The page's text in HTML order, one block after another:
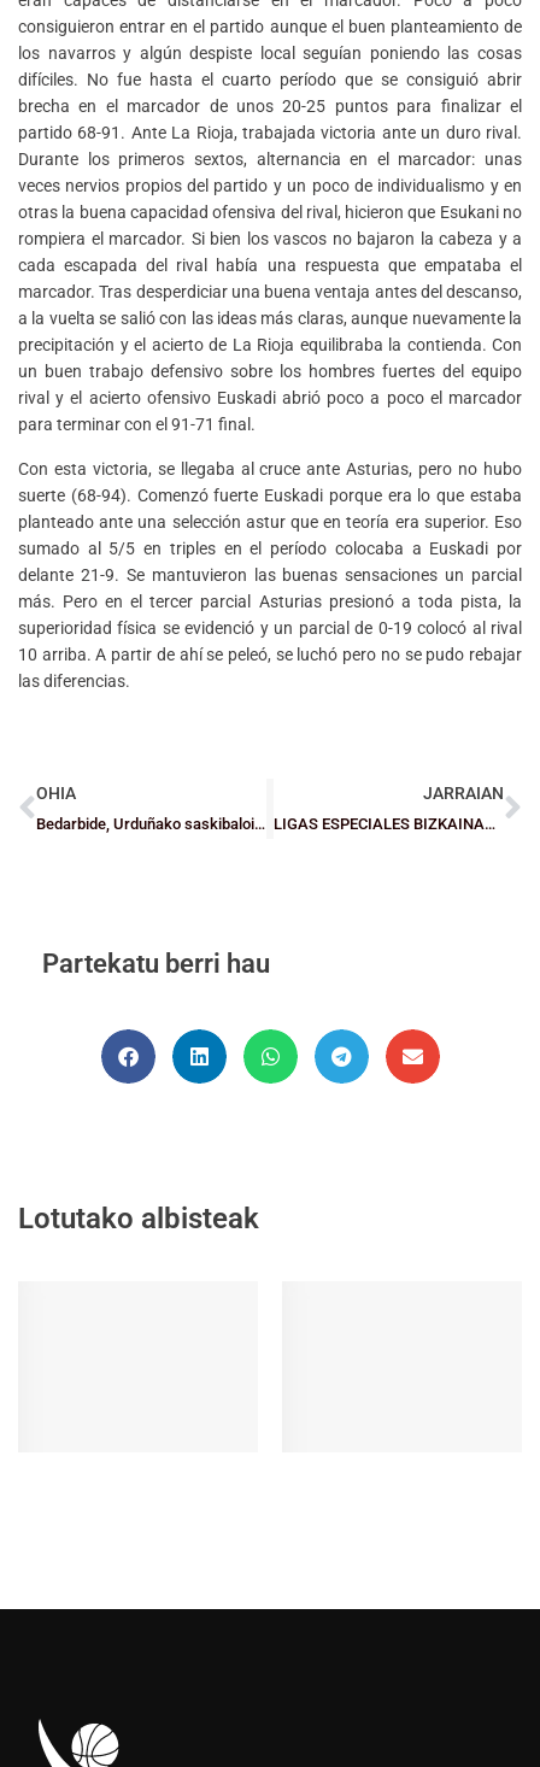
consiguieron entrar en el partido aunque el buen planteamiento de
los navarros y algún despiste local seguían poniendo las cosas
difíciles. No fue hasta el cuarto período que se consiguió abrir
brecha en el marcador de unos 20-25 puntos para finalizar el
partido 68-91. Ante La Rioja, trabajada victoria ante un duro rival.
Durante los primeros sextos, alternancia en el marcador: unas
veces nervios propios del partido y un poco de individualismo y en
otras la buena capacidad ofensiva del rival, hicieron que Esukani no
rompiera el marcador. Si bien los vascos no bajaron la cabeza y a
cada escapada del rival había una respuesta que empataba el
marcador. Tras desperdiciar una buena ventaja antes del descanso,
a la vuelta se salió con las ideas más claras, aunque nuevamente la
precipitación y el acierto de La Rioja equilibraba la contienda. Con
un buen trabajo defensivo sobre los hombres fuertes del equipo
rival y el acierto ofensivo Euskadi abrió poco a poco el marcador
para terminar con el 91-71 final.
Con esta victoria, se llegaba al cruce ante Asturias, pero no hubo
suerte (68-94). Comenzó fuerte Euskadi porque era lo que estaba
planteado ante una selección astur que en teoría era superior. Eso
sumado al 5/5 en triples en el período colocaba a Euskadi por
delante 21-9. Se mantuvieron las buenas sensaciones un parcial
más. Pero en el tercer parcial Asturias presionó a toda pista, la
superioridad física se evidenció y un parcial de 0-19 colocó al rival
10 arriba. A partir de ahí se peleó, se luchó pero no se pudo rebajar
las diferencias.
OHIA
Bedarbide, Urduñako saskibaloi familia
JARRAIAN
LIGAS ESPECIALES BIZKAINAS: Dos jornadas para conocer a los finalistas de Bizkaia
Partekatu berri hau
Lotutako albisteak